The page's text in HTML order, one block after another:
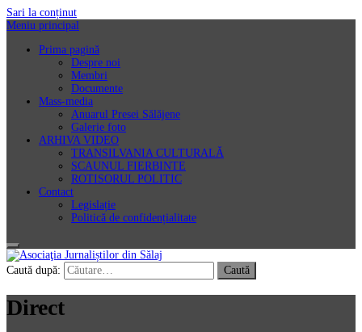
Sari la conținut
Meniu principal
Prima pagină
Despre noi
Membri
Documente
Mass-media
Anuarul Presei Sălăjene
Galerie foto
ARHIVA VIDEO
TRANSILVANIA CULTURALĂ
SCAUNUL FIERBINTE
ROTISORUL POLITIC
Contact
Legislație
Politică de confidențialitate
Asociaţia Jurnaliștilor din Sălaj
Caută după:
Direct